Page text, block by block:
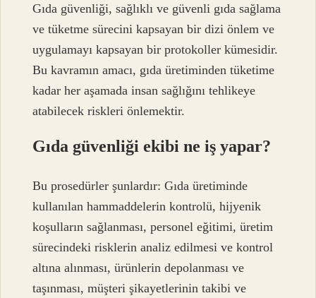
Gıda güvenliği, sağlıklı ve güvenli gıda sağlama
ve tüketme sürecini kapsayan bir dizi önlem ve
uygulamayı kapsayan bir protokoller kümesidir.
Bu kavramın amacı, gıda üretiminden tüketime
kadar her aşamada insan sağlığını tehlikeye
atabilecek riskleri önlemektir.
Gıda güvenliği ekibi ne iş yapar?
Bu prosedürler şunlardır: Gıda üretiminde
kullanılan hammaddelerin kontrolü, hijyenik
koşulların sağlanması, personel eğitimi, üretim
sürecindeki risklerin analiz edilmesi ve kontrol
altına alınması, ürünlerin depolanması ve
taşınması, müşteri şikayetlerinin takibi ve